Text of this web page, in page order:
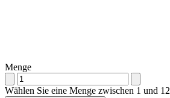
Menge
Wählen Sie eine Menge zwischen 1 und 12